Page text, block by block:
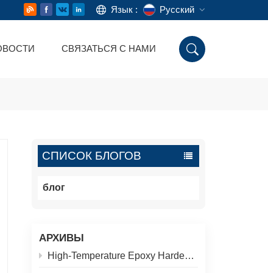
Язык : Русский
Español
СВЯЗАТЬСЯ С НАМИ
СПИСОК БЛОГОВ
блог
АРХИВЫ
High-Temperature Epoxy Hardener for Pipeline Coatings: 200°C Thermal Aging Test